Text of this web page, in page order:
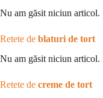
Nu am găsit niciun articol.
Retete de blaturi de tort
Nu am găsit niciun articol.
Retete de creme de tort